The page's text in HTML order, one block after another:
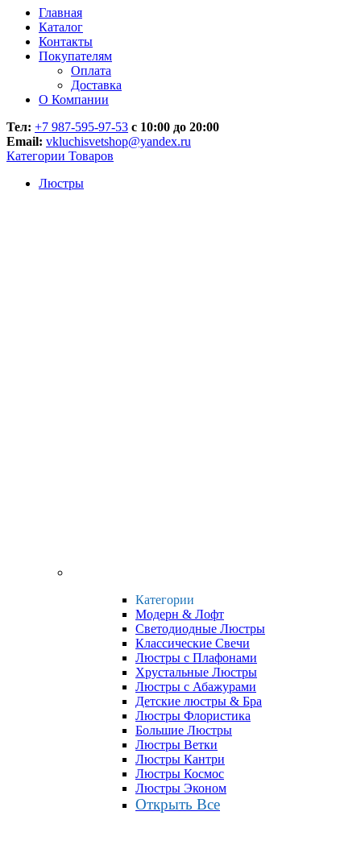
Главная
Каталог
Контакты
Покупателям
Оплата
Доставка
О Компании
Тел: +7 987-595-97-53 с 10:00 до 20:00
Email: vkluchisvetshop@yandex.ru
Категории Товаров
Люстры
Категории
Модерн & Лофт
Светодиодные Люстры
Классические Свечи
Люстры с Плафонами
Хрустальные Люстры
Люстры с Абажурами
Детские люстры & Бра
Люстры Флористика
Большие Люстры
Люстры Ветки
Люстры Кантри
Люстры Космос
Люстры Эконом
Открыть Все